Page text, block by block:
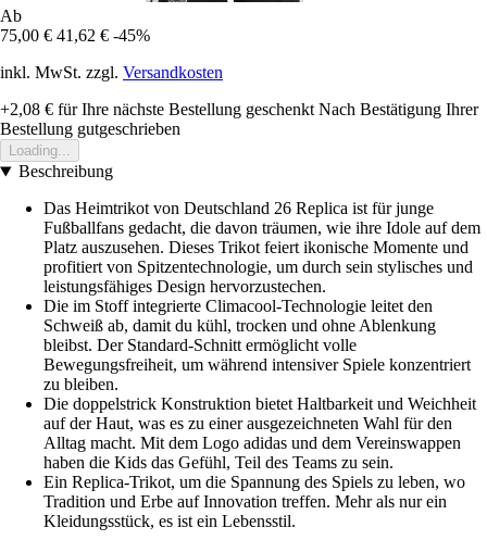
Ab
75,00 € 41,62 € -45%
inkl. MwSt. zzgl. Versandkosten
+2,08 € für Ihre nächste Bestellung geschenkt Nach Bestätigung Ihrer
Bestellung gutgeschrieben
Loading...
Beschreibung
Das Heimtrikot von Deutschland 26 Replica ist für junge
Fußballfans gedacht, die davon träumen, wie ihre Idole auf dem
Platz auszusehen. Dieses Trikot feiert ikonische Momente und
profitiert von Spitzentechnologie, um durch sein stylisches und
leistungsfähiges Design hervorzustechen.
Die im Stoff integrierte Climacool-Technologie leitet den
Schweiß ab, damit du kühl, trocken und ohne Ablenkung
bleibst. Der Standard-Schnitt ermöglicht volle
Bewegungsfreiheit, um während intensiver Spiele konzentriert
zu bleiben.
Die doppelstrick Konstruktion bietet Haltbarkeit und Weichheit
auf der Haut, was es zu einer ausgezeichneten Wahl für den
Alltag macht. Mit dem Logo adidas und dem Vereinswappen
haben die Kids das Gefühl, Teil des Teams zu sein.
Ein Replica-Trikot, um die Spannung des Spiels zu leben, wo
Tradition und Erbe auf Innovation treffen. Mehr als nur ein
Kleidungsstück, es ist ein Lebensstil.